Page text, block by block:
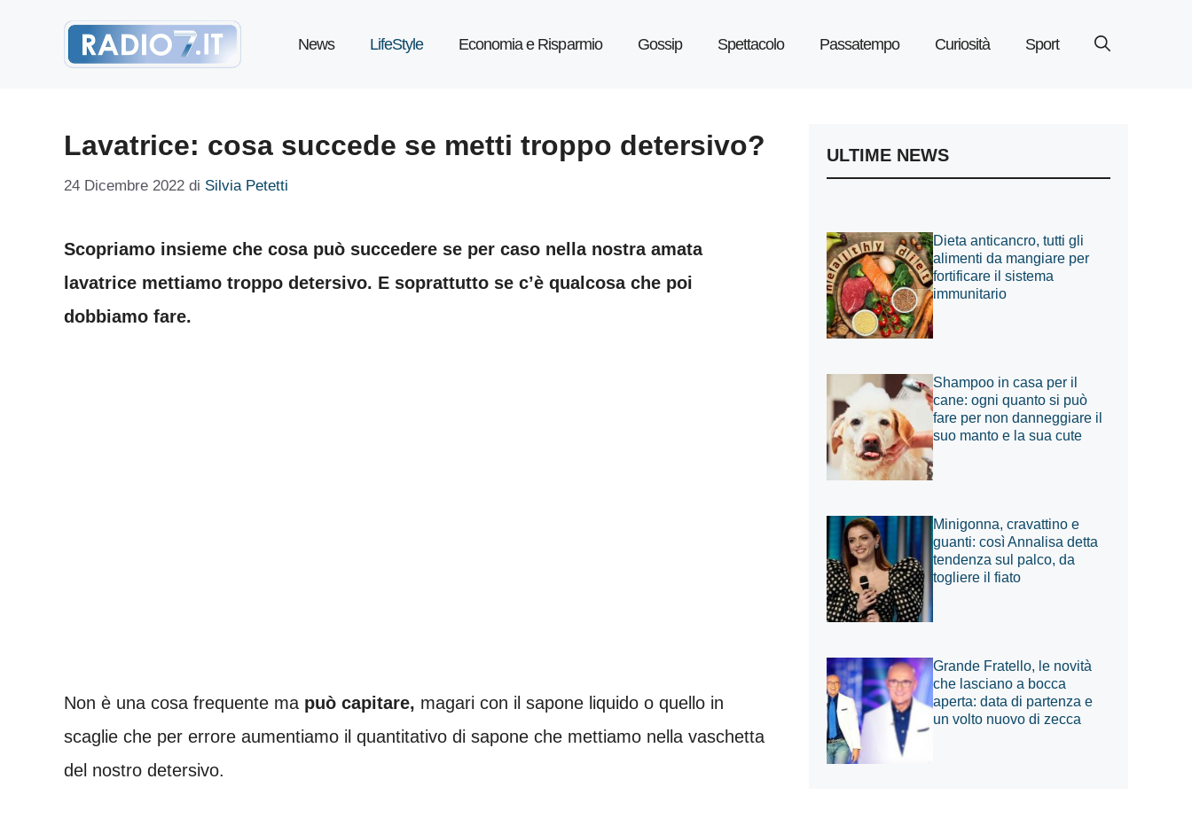
News LifeStyle Economia e Risparmio Gossip Spettacolo Passatempo Curiosità Sport
Lavatrice: cosa succede se metti troppo detersivo?
24 Dicembre 2022 di Silvia Petetti
Scopriamo insieme che cosa può succedere se per caso nella nostra amata
lavatrice mettiamo troppo detersivo. E soprattutto se c’è qualcosa che poi
dobbiamo fare.
Non è una cosa frequente ma può capitare, magari con il sapone liquido o quello in
scaglie che per errore aumentiamo il quantitativo di sapone che mettiamo nella vaschetta
del nostro detersivo.
ULTIME NEWS
Dieta anticancro, tutti gli
alimenti da mangiare per
fortificare il sistema
immunitario
Shampoo in casa per il
cane: ogni quanto si può
fare per non danneggiare il
suo manto e la sua cute
Minigonna, cravattino e
guanti: così Annalisa detta
tendenza sul palco, da
togliere il fiato
Grande Fratello, le novità
che lasciano a bocca
aperta: data di partenza e
un volto nuovo di zecca